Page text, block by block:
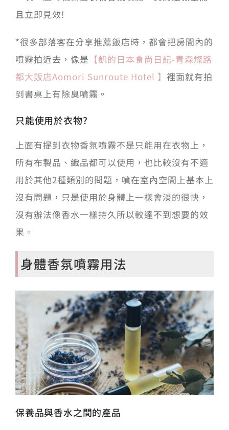
且立即見效!
*很多部落客在分享推薦飯店時，都會把房間內的
噴霧拍近去，像是 【凱的日本食尚日記-青森燦路
都大飯店Aomori Sunroute Hotel 】 裡面就有拍
到書桌上有除臭噴霧。
只能使用於衣物?
上面有提到衣物香氛噴霧不是只能用在衣物上，
所有布製品、織品都可以使用，也比較沒有不適
用於其他2種類別的問題，噴在室內空間上基本上
沒有問題，只是使用於身體上一樣會淡的很快，
沒有辦法像香水一樣持久所以較達不到想要的效
果。
身體香氛噴霧用法
保養品與香水之間的產品